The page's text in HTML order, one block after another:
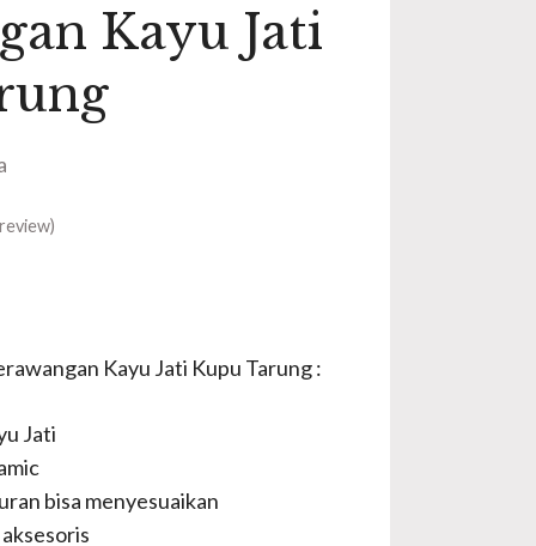
Kayu Jati
Kayu Jati Kupu Tarung :
Jati
bisa menyesuaikan